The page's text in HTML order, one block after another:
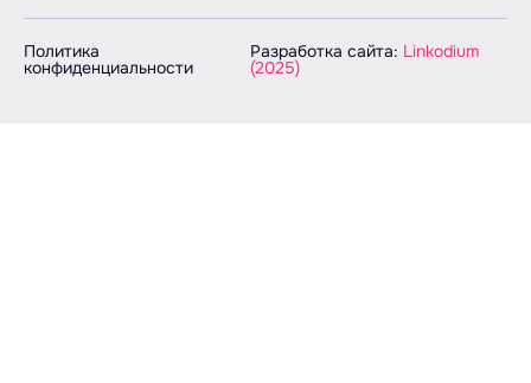
Политика
конфиденциальности
Разработка сайта: Linkodium
(2025)